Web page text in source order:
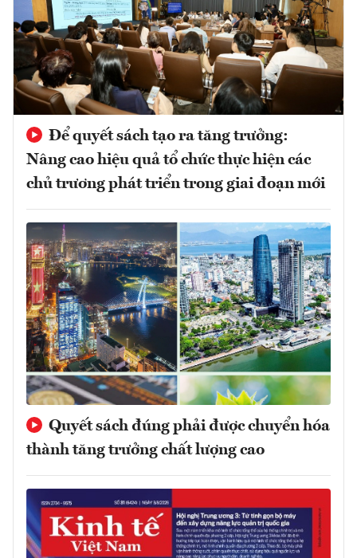
Để quyết sách tạo ra tăng trưởng:
Nâng cao hiệu quả tổ chức thực hiện các
chủ trương phát triển trong giai đoạn mới
Quyết sách đúng phải được chuyển hóa
thành tăng trưởng chất lượng cao